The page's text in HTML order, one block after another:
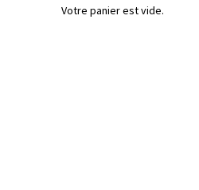
Votre panier est vide.